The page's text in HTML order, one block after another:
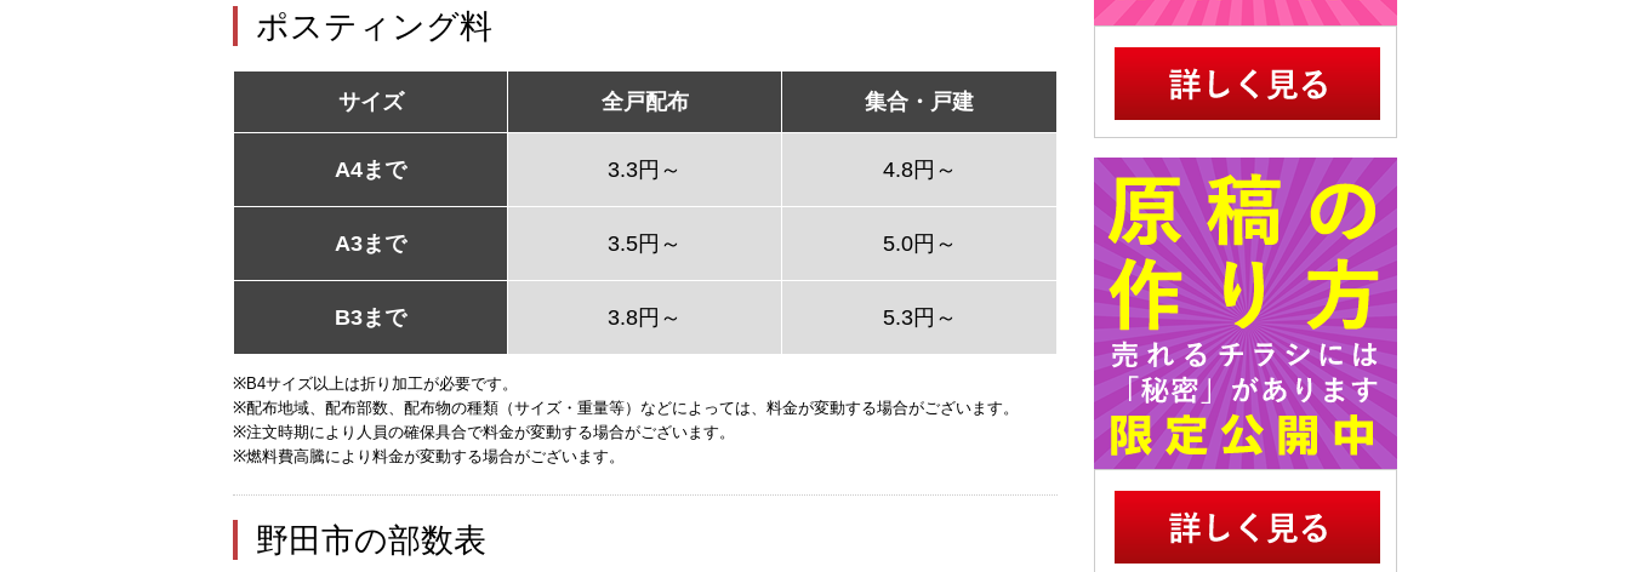
ポスティング料
サイズ 全戸配布 集合・戸建
A4まで 3.3円～ 4.8円～
A3まで 3.5円～ 5.0円～
B3まで 3.8円～ 5.3円～
※B4サイズ以上は折り加工が必要です。
※配布地域、配布部数、配布物の種類（サイズ・重量等）などによっては、料金が変動する場合がございます。
※注文時期により人員の確保具合で料金が変動する場合がございます。
※燃料費高騰により料金が変動する場合がございます。
野田市の部数表